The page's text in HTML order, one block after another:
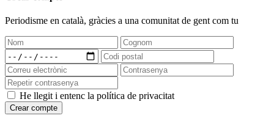
Periodisme en català, gràcies a una comunitat de gent com tu
He llegit i entenc la política de privacitat
Crear compte